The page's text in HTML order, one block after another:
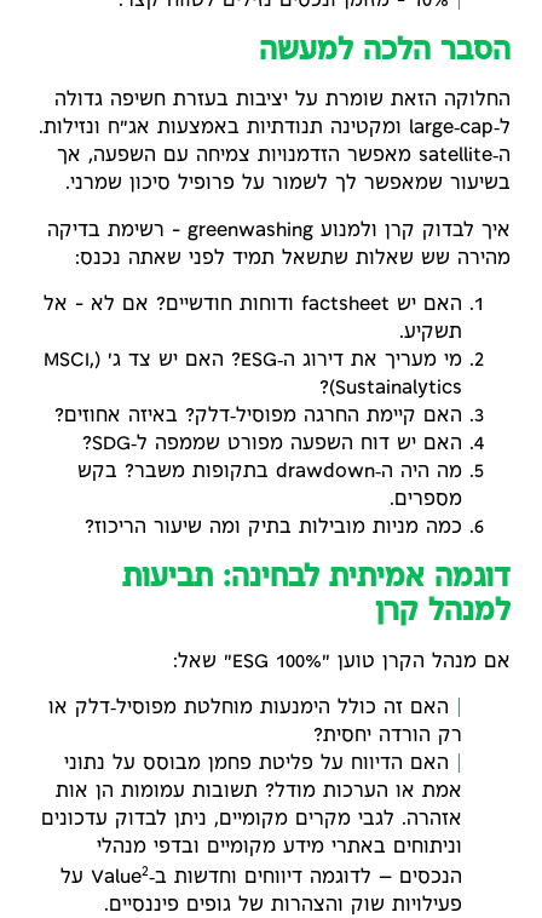
הסבר הלכה למעשה
החלוקה הזאת שומרת על יציבות בעזרת חשיפה גדולה
ל‑large‑cap ומקטינה תנודתיות באמצעות אג"ח ונזילות.
ה‑satellite מאפשר הזדמנויות צמיחה עם השפעה, אך
בשיעור שמאפשר לך לשמור על פרופיל סיכון שמרני.
איך לבדוק קרן ולמנוע greenwashing – רשימת בדיקה
מהירה שש שאלות שתשאל תמיד לפני שאתה נכנס:
האם יש factsheet ודוחות חודשיים? אם לא – אל
תשקיע.
מי מעריך את דירוג ה‑ESG? האם יש צד ג' (MSCI,
Sustainalytics)?
האם קיימת החרגה מפוסיל‑דלק? באיזה אחוזים?
האם יש דוח השפעה מפורט שממפה ל‑SDG?
מה היה ה‑drawdown בתקופות משבר? בקש
מספרים.
כמה מניות מובילות בתיק ומה שיעור הריכוז?
דוגמה אמיתית לבחינה: תביעות
למנהל קרן
אם מנהל הקרן טוען "100% ESG" שאל:
האם זה כולל הימנעות מוחלטת מפוסיל‑דלק או
רק הורדה יחסית?
האם הדיווח על פליטת פחמן מבוסס על נתוני
אמת או הערכות מודל? תשובות עמומות הן אות
אזהרה. לגבי מקרים מקומיים, ניתן לבדוק עדכונים
וניתוחים באתרי מידע מקומיים ובדפי מנהלי
הנכסים — לדוגמה דיווחים וחדשות ב‑Value2
על
פעילויות שוק והצהרות של גופים פיננסיים.